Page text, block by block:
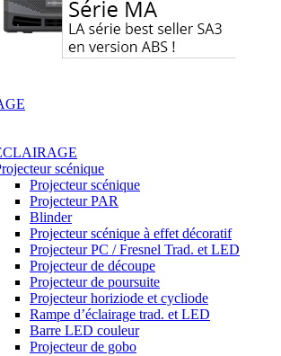
scénique
Projecteur scénique
Projecteur PAR
Blinder
Projecteur scénique à effet décoratif
Projecteur PC / Fresnel Trad. et LED
Projecteur de découpe
Projecteur de poursuite
Projecteur horiziode et cycliode
Rampe d’éclairage trad. et LED
Barre LED couleur
Projecteur de gobo